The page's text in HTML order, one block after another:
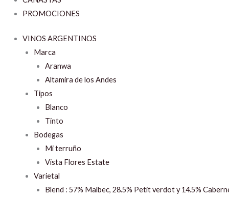
PROMOCIONES
VINOS ARGENTINOS
Marca
Aranwa
Altamira de los Andes
Tipos
Blanco
Tinto
Bodegas
Mi terruño
Vista Flores Estate
Varietal
Blend : 57% Malbec, 28.5% Petit verdot y 14.5%